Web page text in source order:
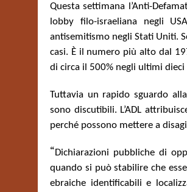
Questa settimana l’Anti-
lobby filo-israeliana negli
antisemitismo negli Stati Uniti.
casi. È il numero più alto dal
di circa il 500% negli ultimi dieci
Tuttavia un rapido sguardo
sono discutibili. L’ADL
perché possono mettere a
“Dichiarazioni pubbliche di
quando si può stabilire che
ebraiche identificabili e